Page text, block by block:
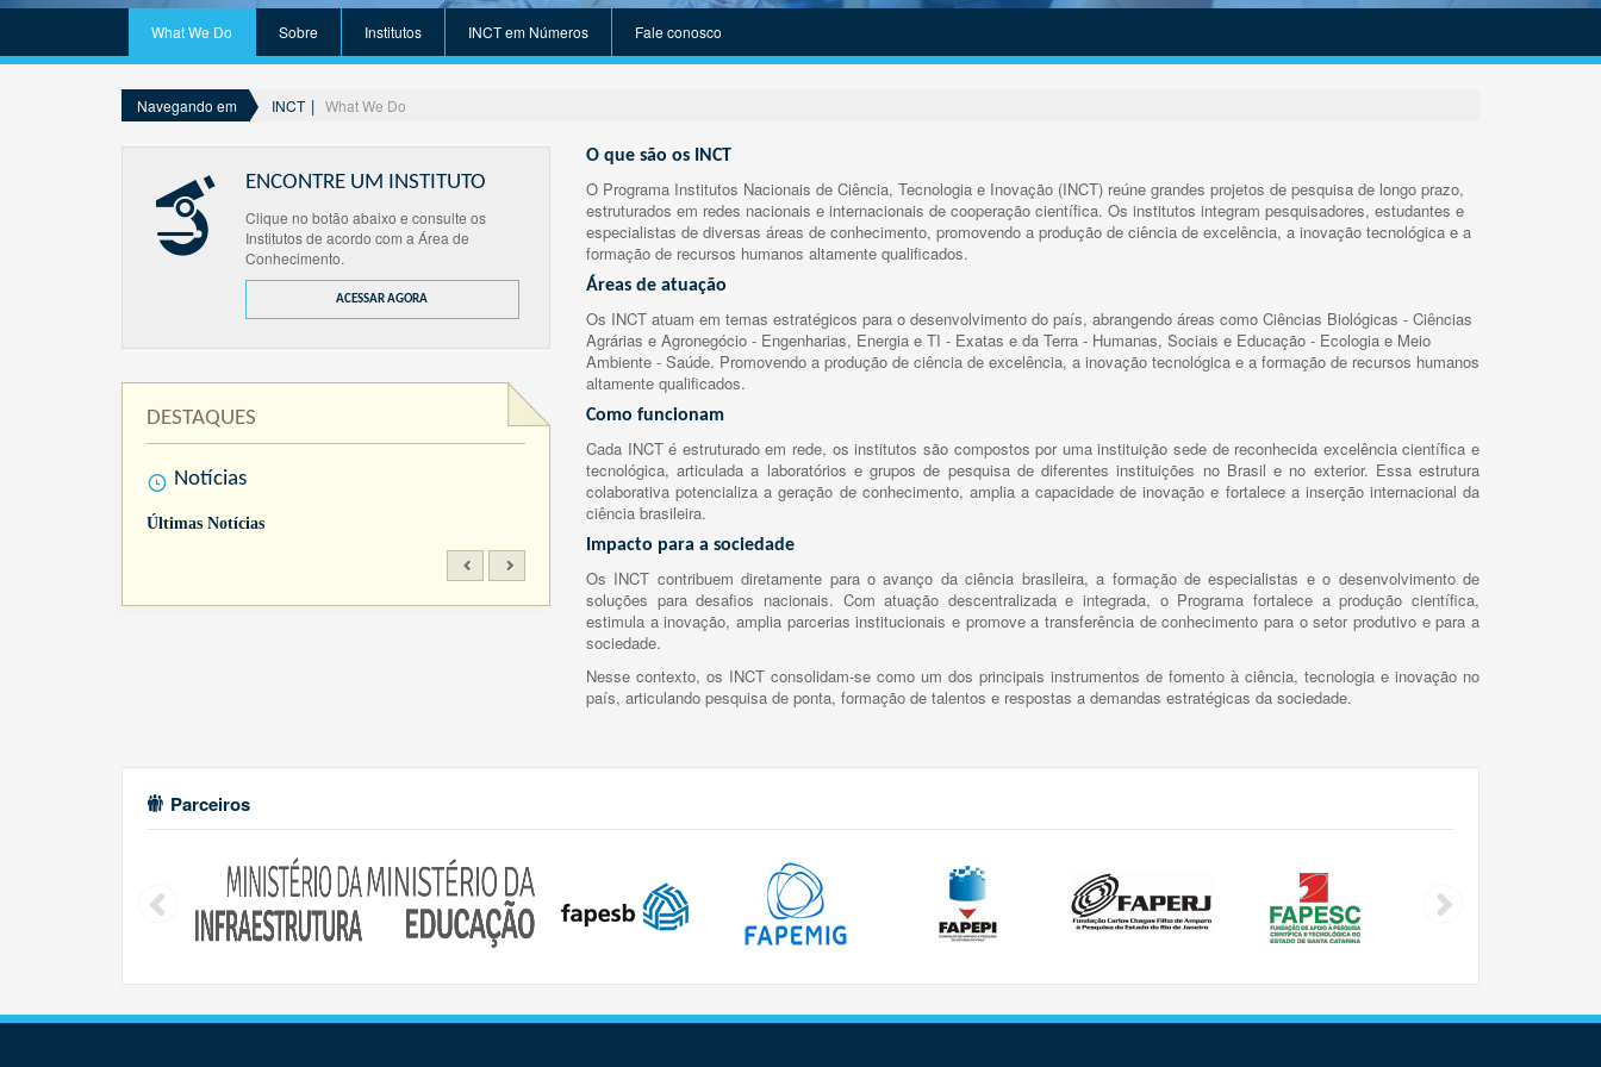
What We Do Sobre Institutos INCT em Números Fale conosco
Navegando em INCT What We Do
ENCONTRE UM INSTITUTO
Clique no botão abaixo e consulte os
Institutos de acordo com a Área de
Conhecimento.
ACESSAR AGORA
DESTAQUES
Notícias
Últimas Notícias
O que são os INCT
O Programa Institutos Nacionais de Ciência, Tecnologia e Inovação (INCT) reúne grandes projetos de pesquisa de longo prazo,
estruturados em redes nacionais e internacionais de cooperação científica. Os institutos integram pesquisadores, estudantes e
especialistas de diversas áreas de conhecimento, promovendo a produção de ciência de excelência, a inovação tecnológica e a
formação de recursos humanos altamente qualificados.
Áreas de atuação
Os INCT atuam em temas estratégicos para o desenvolvimento do país, abrangendo áreas como Ciências Biológicas - Ciências
Agrárias e Agronegócio - Engenharias, Energia e TI - Exatas e da Terra - Humanas, Sociais e Educação - Ecologia e Meio
Ambiente - Saúde. Promovendo a produção de ciência de excelência, a inovação tecnológica e a formação de recursos humanos
altamente qualificados.
Como funcionam
Cada INCT é estruturado em rede, os institutos são compostos por uma instituição sede de reconhecida excelência científica e
tecnológica, articulada a laboratórios e grupos de pesquisa de diferentes instituições no Brasil e no exterior. Essa estrutura
colaborativa potencializa a geração de conhecimento, amplia a capacidade de inovação e fortalece a inserção internacional da
ciência brasileira.
Impacto para a sociedade
Os INCT contribuem diretamente para o avanço da ciência brasileira, a formação de especialistas e o desenvolvimento de
soluções para desafios nacionais. Com atuação descentralizada e integrada, o Programa fortalece a produção científica,
estimula a inovação, amplia parcerias institucionais e promove a transferência de conhecimento para o setor produtivo e para a
sociedade.
Nesse contexto, os INCT consolidam-se como um dos principais instrumentos de fomento à ciência, tecnologia e inovação no
país, articulando pesquisa de ponta, formação de talentos e respostas a demandas estratégicas da sociedade.
Parceiros